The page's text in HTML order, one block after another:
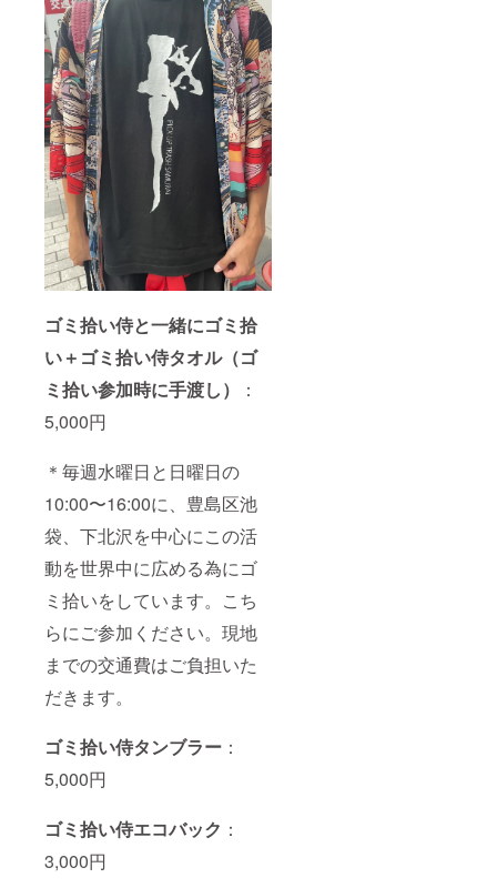
ゴミ拾い侍と一緒にゴミ拾
い＋ゴミ拾い侍タオル（ゴ
ミ拾い参加時に手渡し）
：
5,000円
＊毎週水曜日と日曜日の
10:00〜16:00に、豊島区池
袋、下北沢を中心にこの活
動を世界中に広める為にゴ
ミ拾いをしています。こち
らにご参加ください。現地
までの交通費はご負担いた
だきます。
ゴミ拾い侍タンブラー ：
5,000円
ゴミ拾い侍エコバック ：
3,000円